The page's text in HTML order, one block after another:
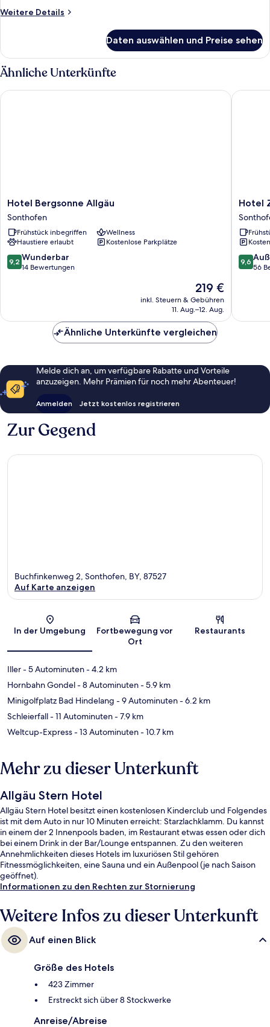
Weitere Details
Weitere
2 Schlafzimmer,
Bergblick
Daten auswählen und Preise sehen
Ähnliche Unterkünfte
Hotel
Bergsonne
Allgäu
Sonthofen
Hotel Bergsonne Allgäu
Sonthofen
Frühstück inbegriffen
Wellness
Haustiere erlaubt
Kostenlose Parkplätze
9.2
von
9,2 Wunderbar
14 Bewertungen
Der
Preis
beträgt
219 €
inkl. Steuern & Gebühren
11. Aug.–12. Aug.
Hotel Bergsonne Allgäu
Hotel
Zum
Hirsch
Hotel
9.6
von
9,6
56
Hotel
Ähnliche Unterkünfte vergleichen
Melde dich an, um verfügbare Rabatte und Vorteile
anzuzeigen. Mehr Prämien für noch mehr Abenteuer!
Anmelden Jetzt kostenlos registrieren
Zur Gegend
Karte
Buchfinkenweg 2, Sonthofen, BY, 87527
Auf Karte anzeigen
In der Umgebung
Fortbewegung vor
Ort
Restaurants
Iller- 5 Autominuten- 4.2 km
Hornbahn Gondel- 8 Autominuten- 5.9 km
Minigolfplatz Bad Hindelang - 9 Autominuten- 6.2 km
Schleierfall- 11 Autominuten- 7.9 km
Weltcup-Express- 13 Autominuten- 10.7 km
Mehr zu dieser Unterkunft
Allgäu Stern Hotel
Allgäu Stern Hotel besitzt einen kostenlosen Kinderclub und Folgendes
ist mit dem Auto in nur 10 Minuten erreicht: Starzlachklamm. Du kannst
in einem der 2 Innenpools baden, im Restaurant etwas essen oder dich
bei einem Drink in der Bar/Lounge entspannen. Zu den weiteren
Annehmlichkeiten dieses Hotels im luxuriösen Stil gehören
Fitnessmöglichkeiten, eine Sauna und ein Außenpool (je nach Saison
geöffnet).
Informationen zu den Rechten zur Stornierung
Weitere Infos zu dieser Unterkunft
Auf einen Blick
Größe des Hotels
423 Zimmer
Erstreckt sich über 8 Stockwerke
Anreise/Abreise